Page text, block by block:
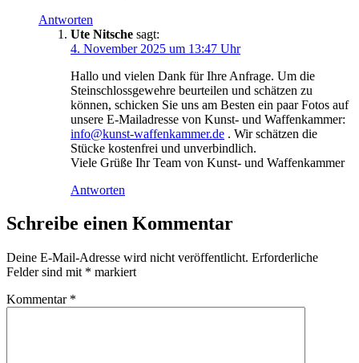
Antworten
Ute Nitsche sagt:
4. November 2025 um 13:47 Uhr
Hallo und vielen Dank für Ihre Anfrage. Um die
Steinschlossgewehre beurteilen und schätzen zu
können, schicken Sie uns am Besten ein paar Fotos auf
unsere E-Mailadresse von Kunst- und Waffenkammer:
info@kunst-waffenkammer.de . Wir schätzen die
Stücke kostenfrei und unverbindlich.
Viele Grüße Ihr Team von Kunst- und Waffenkammer
Antworten
Schreibe einen Kommentar
Deine E-Mail-Adresse wird nicht veröffentlicht. Erforderliche
Felder sind mit * markiert
Kommentar *